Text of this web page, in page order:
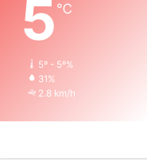
5 ℃
5º - 5º%
31%
2.8 km/h